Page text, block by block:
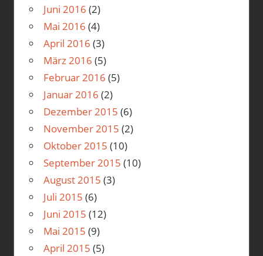
Juni 2016 (2)
Mai 2016 (4)
April 2016 (3)
März 2016 (5)
Februar 2016 (5)
Januar 2016 (2)
Dezember 2015 (6)
November 2015 (2)
Oktober 2015 (10)
September 2015 (10)
August 2015 (3)
Juli 2015 (6)
Juni 2015 (12)
Mai 2015 (9)
April 2015 (5)